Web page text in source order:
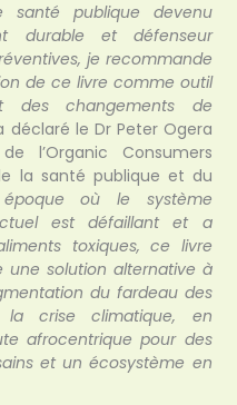
publique devenu
durable et défenseur
je recommande
de ce livre comme outil
des changements de
déclaré le Dr Peter Ogera
l’Organic Consumers
la santé publique et du
où le système
est défaillant et a
toxiques, ce livre
solution alternative à
du fardeau des
crise climatique, en
afrocentrique pour des
et un écosystème en